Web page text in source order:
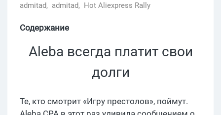
admitad, admitad, Hot Aliexpress Rally
Содержание
Aleba всегда платит свои
долги
Те, кто смотрит «Игру престолов», поймут.